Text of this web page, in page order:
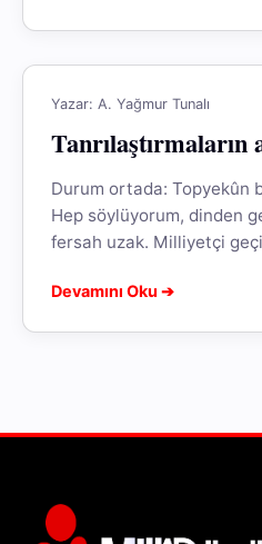
Yazar: A. Yağmur Tunalı
Tanrılaştırmaların
Durum ortada: Topyekûn
Hep söylüyorum, dinden
fersah uzak. Milliyetçi
Bozulmanın vardığı yerde...
Devamını Oku ➔